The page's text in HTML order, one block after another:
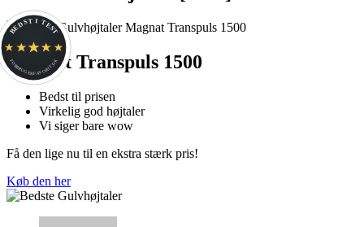
BEDST I TEST
FORBRUGERFAVORIT.DK
Magnat Transpuls 1500
Bedst til prisen
Virkelig god højtaler
Vi siger bare wow
Få den lige nu til en ekstra stærk pris!
Køb den her